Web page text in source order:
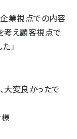
企業視点での内容
考え顧客視点で
」
大変良かったで